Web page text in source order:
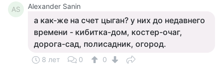
AS Alexander Sanin
а как-же на счет цыган? у них до недавнего
времени - кибитка-дом, костер-очаг,
дорога-сад, полисадник, огород.
8 лет 0 0